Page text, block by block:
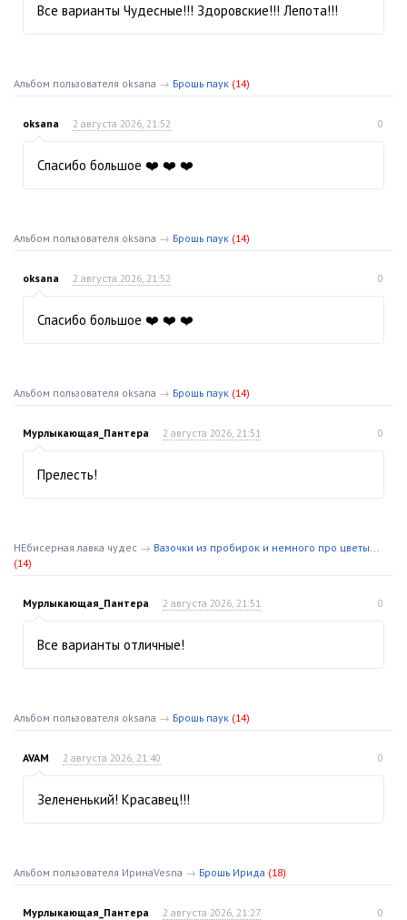
Все варианты Чудесные!!! Здоровские!!! Лепота!!!
Альбом пользователя oksana → Брошь паук (14)
oksana 2 августа 2026, 21:52 0
Спасибо большое ❤️ ❤️ ❤️
Альбом пользователя oksana → Брошь паук (14)
oksana 2 августа 2026, 21:52 0
Спасибо большое ❤️ ❤️ ❤️
Альбом пользователя oksana → Брошь паук (14)
Мурлыкающая_Пантера 2 августа 2026, 21:51 0
Прелесть!
НЕбисерная лавка чудес → Вазочки из пробирок и немного про цветы...
(14)
Мурлыкающая_Пантера 2 августа 2026, 21:51 0
Все варианты отличные!
Альбом пользователя oksana → Брошь паук (14)
AVAM 2 августа 2026, 21:40 0
Зелененький! Красавец!!!
Альбом пользователя ИринаVesna → Брошь Ирида (18)
Мурлыкающая_Пантера 2 августа 2026, 21:27 0